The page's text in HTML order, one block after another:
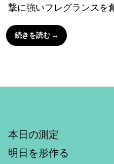
撃に強いフレグランスを
続きを読む →
本日の測定
明日を形作る